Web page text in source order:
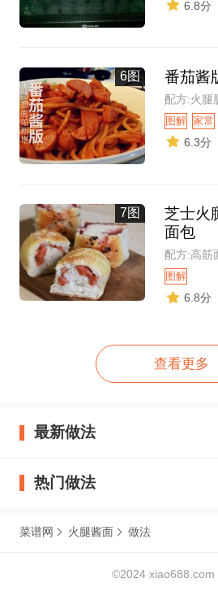
6.8分
6图 番茄酱
配方:火腿
图解 家常
6.3分
7图
芝士火
面包
配方:高筋
图解
6.8分
查看更多
最新做法
热门做法
菜谱网 火腿酱面 做法
©2024 xiao688.com